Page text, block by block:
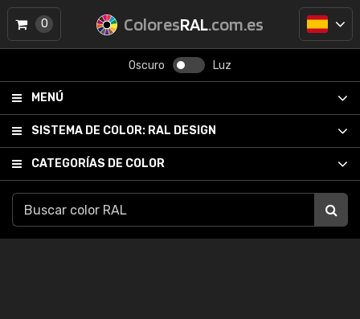
ColoresRAL.com.es
Oscuro Luz
MENÚ
SISTEMA DE COLOR: RAL DESIGN
CATEGORÍAS DE COLOR
0